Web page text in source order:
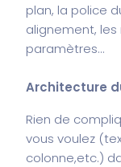
plan, la police
alignement,
paramètres…
Architecture
Rien de
vous voulez
colonne,etc.)